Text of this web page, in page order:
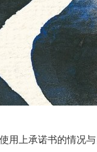
用上承诺书的情况